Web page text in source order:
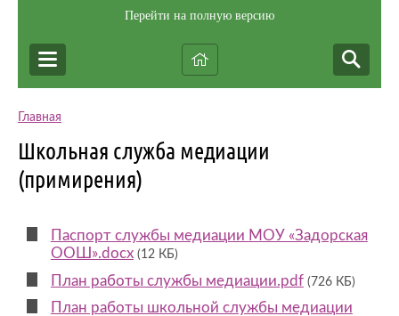
Перейти на полную версию
Главная
Школьная служба медиации
(примирения)
Паспорт службы медиации МОУ «Задорская
ООШ».docx (12 КБ)
План работы службы медиации.pdf (726 КБ)
План работы школьной службы медиации